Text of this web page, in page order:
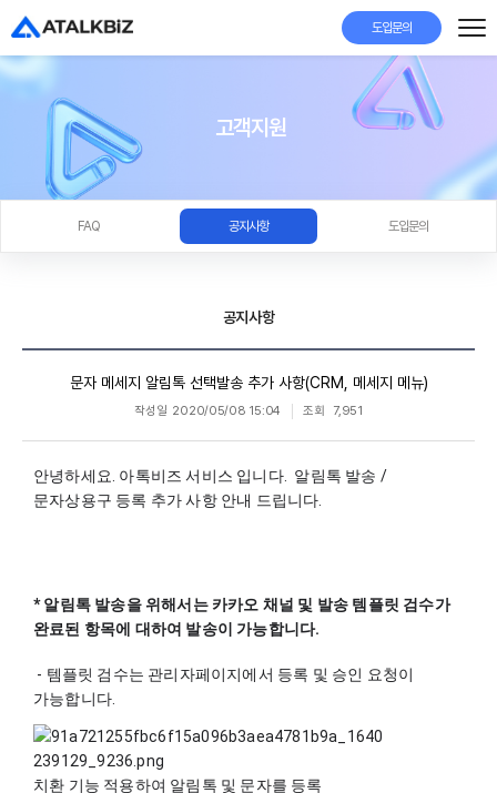
도입문의
고객지원
FAQ 공지사항 도입문의
공지사항
문자 메세지 알림톡 선택발송 추가 사항(CRM, 메세지 메뉴)
작성일 2020/05/08 15:04 조회 7,951
안녕하세요. 아톡비즈 서비스 입니다.  알림톡 발송 /
문자상용구 등록 추가 사항 안내 드립니다.
* 알림톡 발송을 위해서는 카카오 채널 및 발송 템플릿 검수가
완료된 항목에 대하여 발송이 가능합니다.
가능합니다.
치환 기능 적용하여 알림톡 및 문자를 등록